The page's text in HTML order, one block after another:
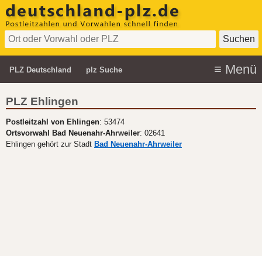
PLZ Deutschland plz Suche
PLZ Ehlingen
Postleitzahl von Ehlingen: 53474
Ortsvorwahl Bad Neuenahr-Ahrweiler: 02641
Ehlingen gehört zur Stadt Bad Neuenahr-Ahrweiler